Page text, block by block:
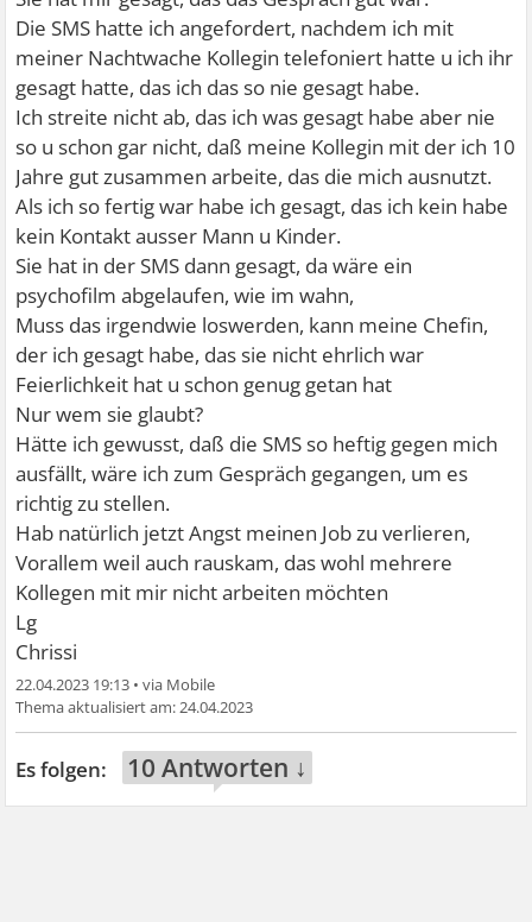
Die SMS hatte ich angefordert, nachdem ich mit
meiner Nachtwache Kollegin telefoniert hatte u ich ihr
gesagt hatte, das ich das so nie gesagt habe.
Ich streite nicht ab, das ich was gesagt habe aber nie
so u schon gar nicht, daß meine Kollegin mit der ich 10
Jahre gut zusammen arbeite, das die mich ausnutzt.
Als ich so fertig war habe ich gesagt, das ich kein habe
kein Kontakt ausser Mann u Kinder.
Sie hat in der SMS dann gesagt, da wäre ein
psychofilm abgelaufen, wie im wahn,
Muss das irgendwie loswerden, kann meine Chefin,
der ich gesagt habe, das sie nicht ehrlich war
Feierlichkeit hat u schon genug getan hat
Nur wem sie glaubt?
Hätte ich gewusst, daß die SMS so heftig gegen mich
ausfällt, wäre ich zum Gespräch gegangen, um es
richtig zu stellen.
Hab natürlich jetzt Angst meinen Job zu verlieren,
Vorallem weil auch rauskam, das wohl mehrere
Kollegen mit mir nicht arbeiten möchten
Lg
Chrissi
22.04.2023 19:13 •
24.04.2023
10 Antworten ↓